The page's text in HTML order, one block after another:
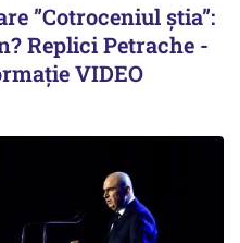
”Cotroceniul știa”:
Replici Petrache -
VIDEO